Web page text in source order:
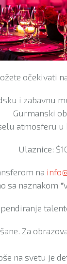
očekivati
i zabavnu
Gurmanski
atmosferu
Ulaznice:
na
sa naznakom
Za
na svetu je